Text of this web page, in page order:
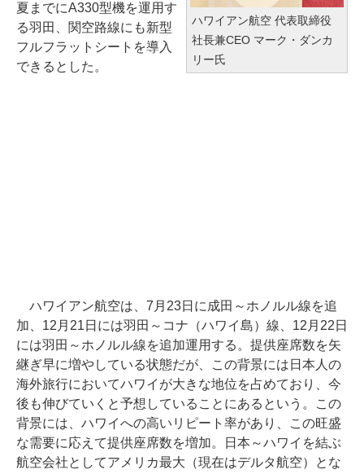
ハワイアン航空 代表取締役
社長兼CEO マーク・ダンカ
リー氏
夏までにA330型機を運用す
る羽田、関空路線にも新型
フルフラットシートを導入
できるとした。
ハワイアン航空は、7月23日に成田～ホノルル線を追
加、12月21日には羽田～コナ（ハワイ島）線、12月22日
には羽田～ホノルル線を追加運用する。提供座席数を矢
継ぎ早に増やしている状態だが、この背景には日本人の
海外旅行においてハワイが大きな地位を占めており、今
後も伸びていくと予想していることにあるという。この
背景には、ハワイへの高いリピート率があり、この旺盛
な需要に応えて提供座席数を増加。日本～ハワイを結ぶ
航空会社としてアメリカ最大（現在はデルタ航空）とな